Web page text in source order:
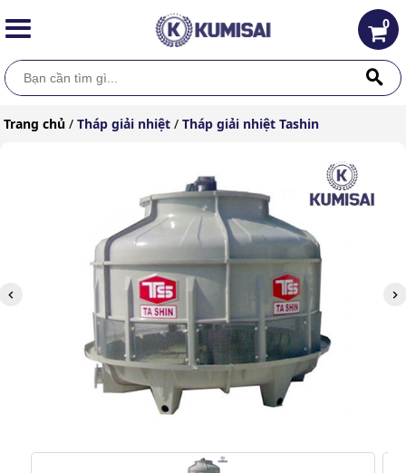
0
Trang chủ / Tháp giải nhiệt / Tháp giải nhiệt Tashin